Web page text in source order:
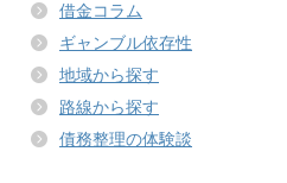
借金コラム
ギャンブル依存性
地域から探す
路線から探す
債務整理の体験談